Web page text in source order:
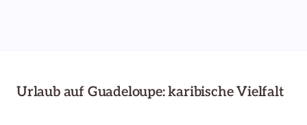
Urlaub auf Guadeloupe: karibische Vielfalt